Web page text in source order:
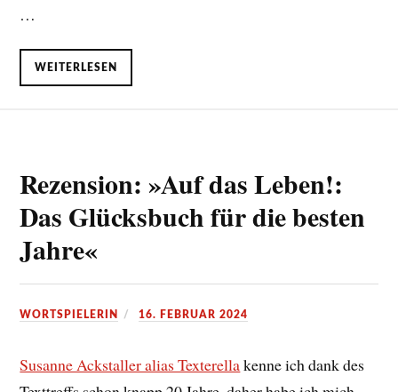
…
WEITERLESEN
Rezension: »Auf das Leben!:
Das Glücksbuch für die besten
Jahre«
WORTSPIELERIN 16. FEBRUAR 2024
Susanne Ackstaller alias Texterellakenne ich dank des